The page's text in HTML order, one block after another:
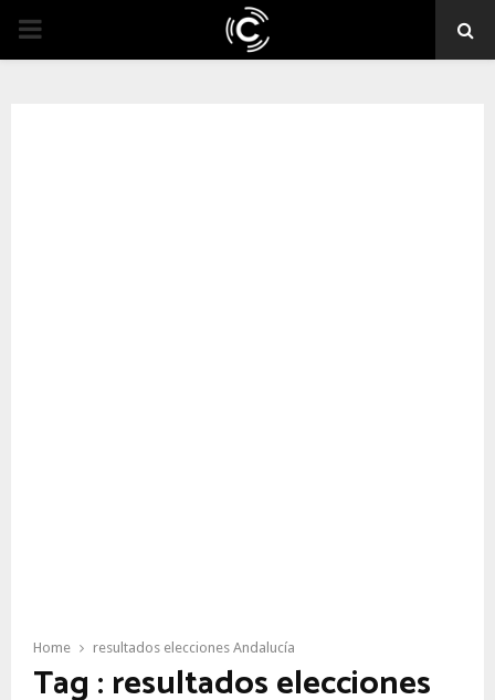
PRIMARY
Home resultados elecciones Andalucía
Tag : resultados elecciones